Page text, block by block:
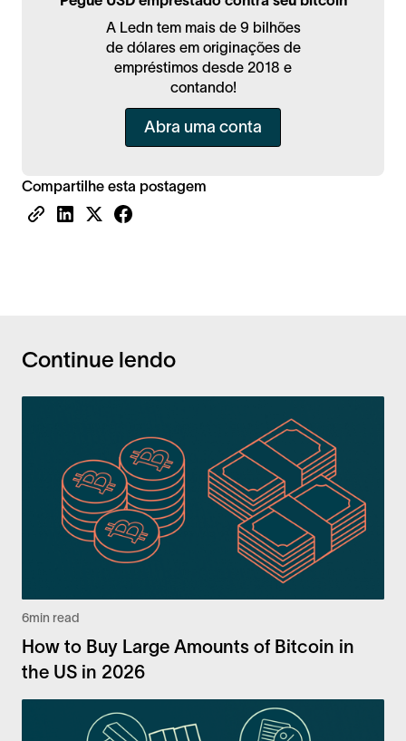
A Ledn tem mais de 9 bilhões
de dólares em originações de
empréstimos desde 2018 e
contando!
Abra uma conta
Compartilhe esta postagem
Continue lendo
6min read
How to Buy Large Amounts of Bitcoin in
the US in 2026